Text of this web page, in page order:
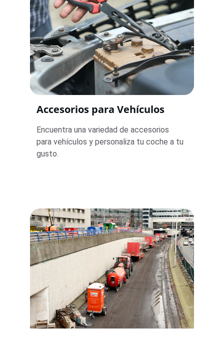
Accesorios para Vehículos
Encuentra una variedad de accesorios
para vehículos y personaliza tu coche a tu
gusto.